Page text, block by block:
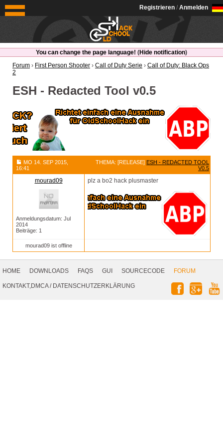
OldSchoolHack
Registrieren / Anmelden
You can change the page language! (Hide notification)
Forum › First Person Shooter › Call of Duty Serie › Call of Duty: Black Ops
2
ESH - Redacted Tool v0.5
MO 14. SEP 2015,
16:41
THEMA: [RELEASE] ESH - REDACTED TOOL
V0.5
mourad09
Anmeldungsdatum: Jul
2014
Beiträge: 1
plz a bo2 hack plusmaster
mourad09 ist offline
Navigation
HOME DOWNLOADS FAQS GUI SOURCECODE
FORUM
KONTAKT,DMCA/ DATENSCHUTZERKLÄRUNG